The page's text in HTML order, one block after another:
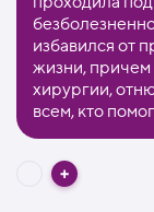
избавился от
жизни, причем
хирургии,
всем, кто